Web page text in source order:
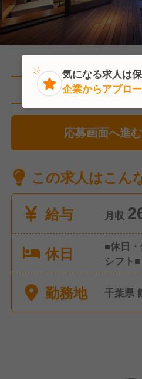
直近3人がこの
応募画面へ進む
この求人はこん
給与
月収
休日
■休日
シフト
外、無
り その
勤務地 千葉県
気になる求人は
企業からアプロ